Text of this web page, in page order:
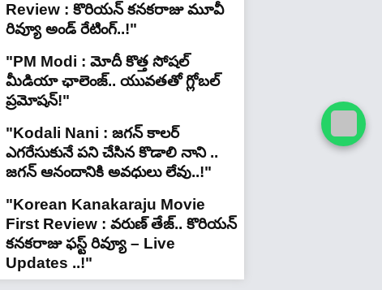
Review : కొరియన్ కనకరాజు మూవీ
రివ్యూ అండ్ రేటింగ్‌..!"
"PM Modi : మోదీ కొత్త సోషల్
మీడియా ఛాలెంజ్.. యువతతో గ్లోబల్
ప్రమోషన్!"
"Kodali Nani : జగన్ కాలర్
ఎగరేసుకునే పని చేసిన కొడాలి నాని ..
జగన్ ఆనందానికి అవధులు లేవు..!"
"Korean Kanakaraju Movie
First Review : వరుణ్ తేజ్.. కొరియన్
కనకరాజు ఫస్ట్ రివ్యూ – Live
Updates ..!"